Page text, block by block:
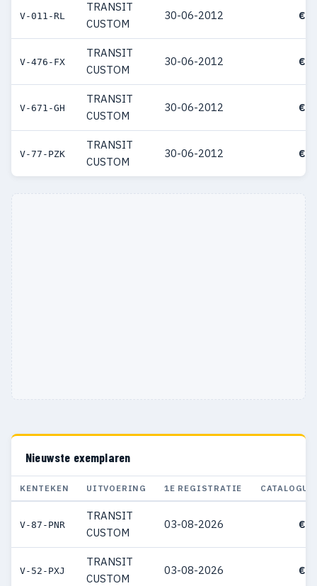
V-011-RL
TRANSIT
CUSTOM
30-06-2012 €
V-476-FX
TRANSIT
CUSTOM
30-06-2012 €
V-671-GH
TRANSIT
CUSTOM
30-06-2012 €
V-77-PZK
TRANSIT
CUSTOM
30-06-2012 €
Nieuwste exemplaren
KENTEKEN UITVOERING 1E REGISTRATIE
V-87-PNR
TRANSIT
CUSTOM
03-08-2026 €
V-52-PXJ
TRANSIT
CUSTOM
03-08-2026 €